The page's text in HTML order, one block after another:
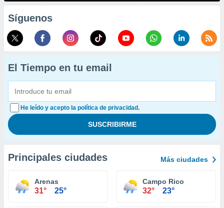
Síguenos
El Tiempo en tu email
He leído y acepto la política de privacidad.
Principales ciudades Más ciudades
Arenas
31° 25°
Campo Rico
32° 23°